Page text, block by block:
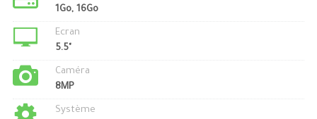
1Go, 16Go
Ecran
5.5"
Caméra
8MP
Système